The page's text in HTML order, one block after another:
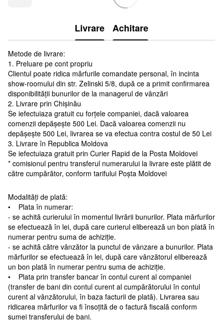
Livrare Achitare
Metode de livrare:
1. Preluare pe cont propriu
Clientul poate ridica mărfurile comandate personal, în incinta
show-roomului din str. Zelinski 5/8, după ce a primit confirmarea
disponibilității bunurilor de la managerul de vânzări
2. Livrare prin Chișinău
Se iefectuiaza gratuit cu forțele companiei, dacă valoarea
comenzii depășește 500 Lei. Dacă valoarea comenzii nu
depășește 500 Lei, livrarea se va efectua contra costul de 50 Lei
3. Livrare în Republica Moldova
Se iefectuiaza gratuit prin Curier Rapid de la Posta Moldovei
* comisionul pentru transferul numerarului la livrare este plătit de
către cumpărător, conform tarifului Poșta Moldovei
Modalități de plată:
• Plata în numerar:
- se achită curierului în momentul livrării bunurilor. Plata mărfurilor
se efectuează în lei, după care curierul eliberează un bon plată în
numerar pentru suma de achiziție.
- se achită către vânzător la punctul de vânzare a bunurilor. Plata
mărfurilor se efectuează în lei, după care vânzătorul eliberează
un bon plată în numerar pentru suma de achiziție.
• Plata prin transfer bancar în contul curent al companiei
(transfer de bani din contul curent al cumpărătorului în contul
curent al vânzătorului, în baza facturii de plată). Livrarea sau
ridicarea mărfurilor va fi însoțită de o factură fiscală conform
sumei transferului de bani.